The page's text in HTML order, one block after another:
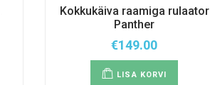
Kokkukäiva raamiga rulaator
Panther
€149.00
LISA KORVI